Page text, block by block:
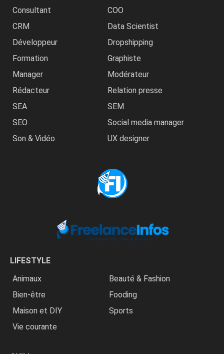
Consultant
COO
CRM
Data Scientist
Développeur
Dropshipping
Formation
Graphiste
Manager
Modérateur
Rédacteur
Relation presse
SEA
SEM
SEO
Social media manager
Son & Vidéo
UX designer
LIFESTYLE
Animaux
Beauté & Fashion
Bien-être
Fooding
Maison et DIY
Sports
Vie courante